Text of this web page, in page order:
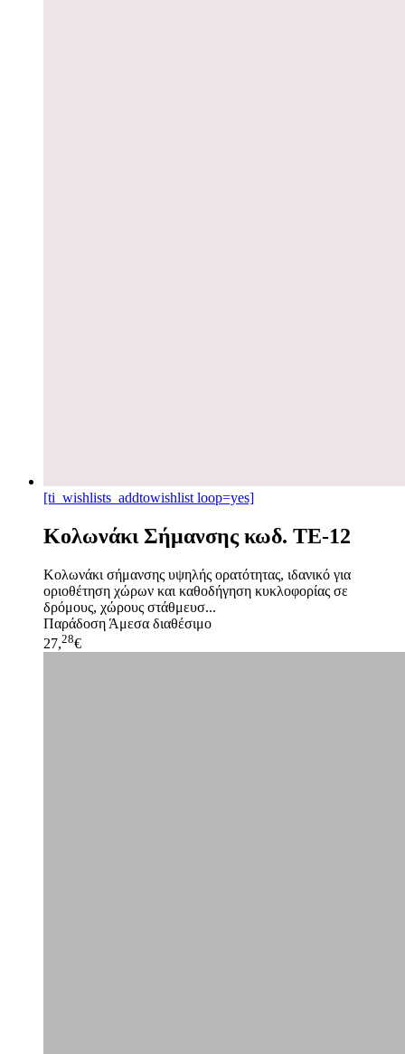
[ti_wishlists_addtowishlist loop=yes]
Κολωνάκι Σήμανσης κωδ. TE-12
Κολωνάκι σήμανσης υψηλής ορατότητας, ιδανικό για
οριοθέτηση χώρων και καθοδήγηση κυκλοφορίας σε
δρόμους, χώρους στάθμευσ...
Παράδοση Άμεσα διαθέσιμο
27,28€